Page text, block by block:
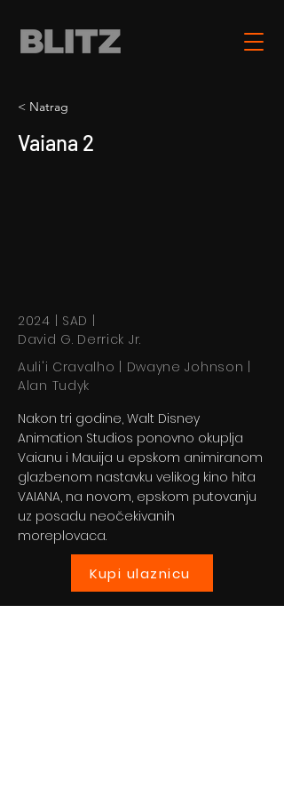
< Natrag
Vaiana 2
2024 | SAD |
David G. Derrick Jr.
Auli'i Cravalho | Dwayne Johnson |
Alan Tudyk
Nakon tri godine, Walt Disney
Animation Studios ponovno okuplja
Vaianu i Mauija u epskom animiranom
glazbenom nastavku velikog kino hita
VAIANA, na novom, epskom putovanju
uz posadu neočekivanih
moreplovaca.
Kupi ulaznicu